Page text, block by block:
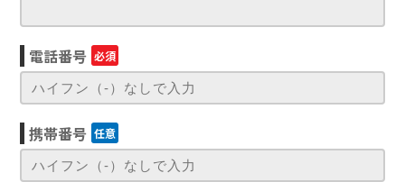
電話番号 必須
携帯番号 任意